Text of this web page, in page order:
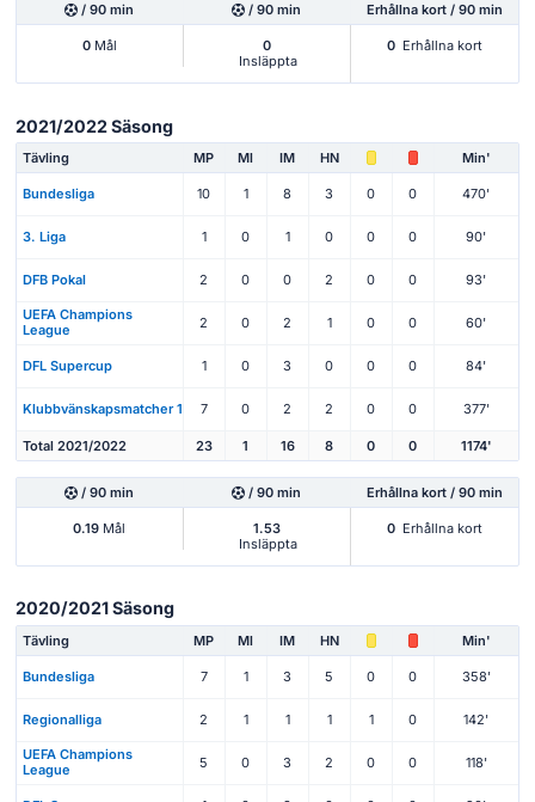
/ 90 min / 90 min Erhållna kort / 90 min
0Mål
0
Insläppta
0 Erhållna kort
2021/2022 Säsong
Tävling MP Ml IM HN Min'
Bundesliga 10 1 8 3 0 0 470'
3. Liga 1 0 1 0 0 0 90'
DFB Pokal 2 0 0 2 0 0 93'
UEFA Champions
League
2 0 2 1 0 0 60'
DFL Supercup 1 0 3 0 0 0 84'
Klubbvänskapsmatcher 1 7 0 2 2 0 0 377'
Total 2021/2022 23 1 16 8 0 0 1174'
/ 90 min / 90 min Erhållna kort / 90 min
0.19 Mål
1.53
Insläppta
0 Erhållna kort
2020/2021 Säsong
Tävling MP Ml IM HN Min'
Bundesliga 7 1 3 5 0 0 358'
Regionalliga 2 1 1 1 1 0 142'
UEFA Champions
League
5 0 3 2 0 0 118'